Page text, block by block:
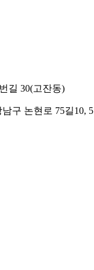
길 30(고잔동)
구 논현로 75길10,